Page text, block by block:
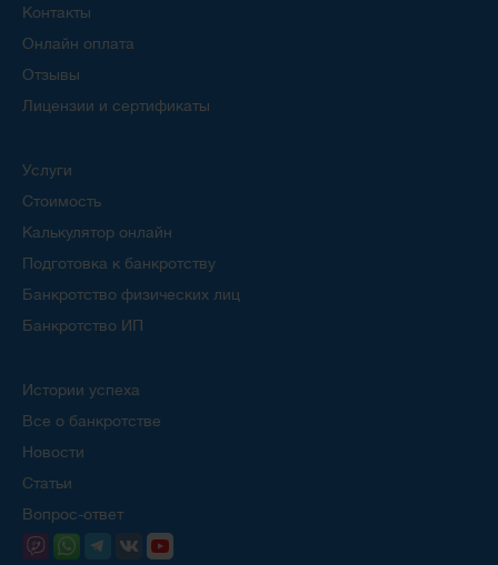
Контакты
Онлайн оплата
Отзывы
Лицензии и сертификаты
Услуги
Стоимость
Калькулятор онлайн
Подготовка к банкротству
Банкротство физических лиц
Банкротство ИП
Истории успеха
Все о банкротстве
Новости
Статьи
Вопрос-ответ